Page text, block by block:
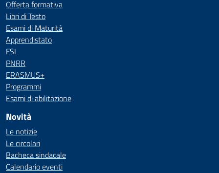
Offerta formativa
Libri di Testo
Esami di Maturità
Apprendistato
FSL
PNRR
ERASMUS+
Programmi
Esami di abilitazione
Novità
Le notizie
Le circolari
Bacheca sindacale
Calendario eventi